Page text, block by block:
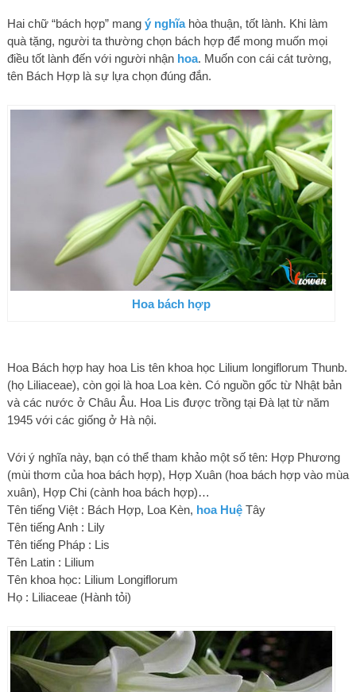
Hai chữ “bách hợp” mang ý nghĩahòa thuận, tốt lành. Khi làm
quà tặng, người ta thường chọn bách hợp để mong muốn mọi
điều tốt lành đến với người nhận hoa. Muốn con cái cát tường,
tên Bách Hợp là sự lựa chọn đúng đắn.
Hoa bách hợp
Hoa Bách hợp hay hoa Lis tên khoa học Lilium longiflorum Thunb.
(họ Liliaceae), còn gọi là hoa Loa kèn. Có nguồn gốc từ Nhật bản
và các nước ở Châu Âu. Hoa Lis được trồng tại Đà lạt từ năm
1945 với các giống ở Hà nội.
Với ý nghĩa này, bạn có thể tham khảo một số tên: Hợp Phương
(mùi thơm của hoa bách hợp), Hợp Xuân (hoa bách hợp vào mùa
xuân), Hợp Chi (cành hoa bách hợp)…
Tên tiếng Việt : Bách Hợp, Loa Kèn, hoa HuệTây
Tên tiếng Anh : Lily
Tên tiếng Pháp : Lis
Tên Latin : Lilium
Tên khoa học: Lilium Longiflorum
Họ : Liliaceae (Hành tỏi)